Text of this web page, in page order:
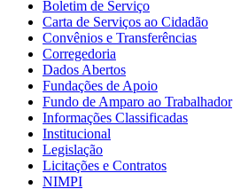
Boletim de Serviço
Carta de Serviços ao Cidadão
Convênios e Transferências
Corregedoria
Dados Abertos
Fundações de Apoio
Fundo de Amparo ao Trabalhador
Informações Classificadas
Institucional
Legislação
Licitações e Contratos
NIMPI